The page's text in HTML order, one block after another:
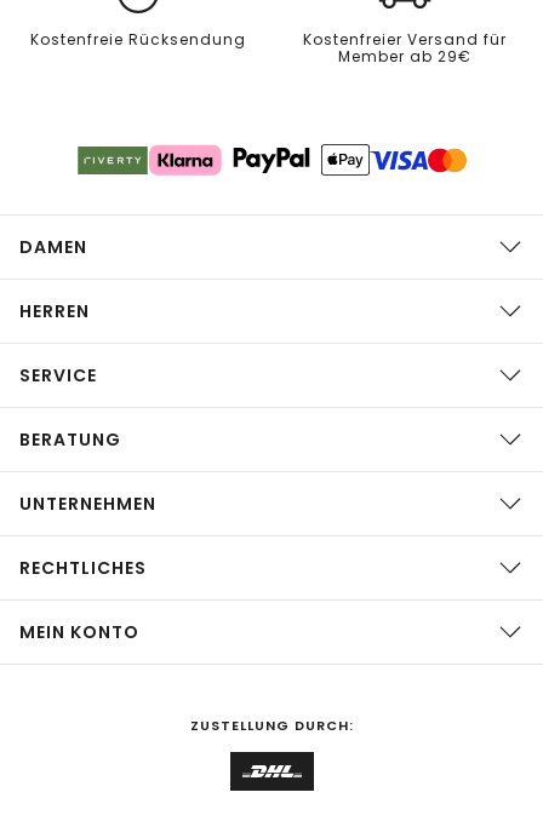
Kostenfreie Rücksendung
Kostenfreier Versand für
Member ab 29€
DAMEN
HERREN
SERVICE
BERATUNG
UNTERNEHMEN
RECHTLICHES
MEIN KONTO
ZUSTELLUNG DURCH: